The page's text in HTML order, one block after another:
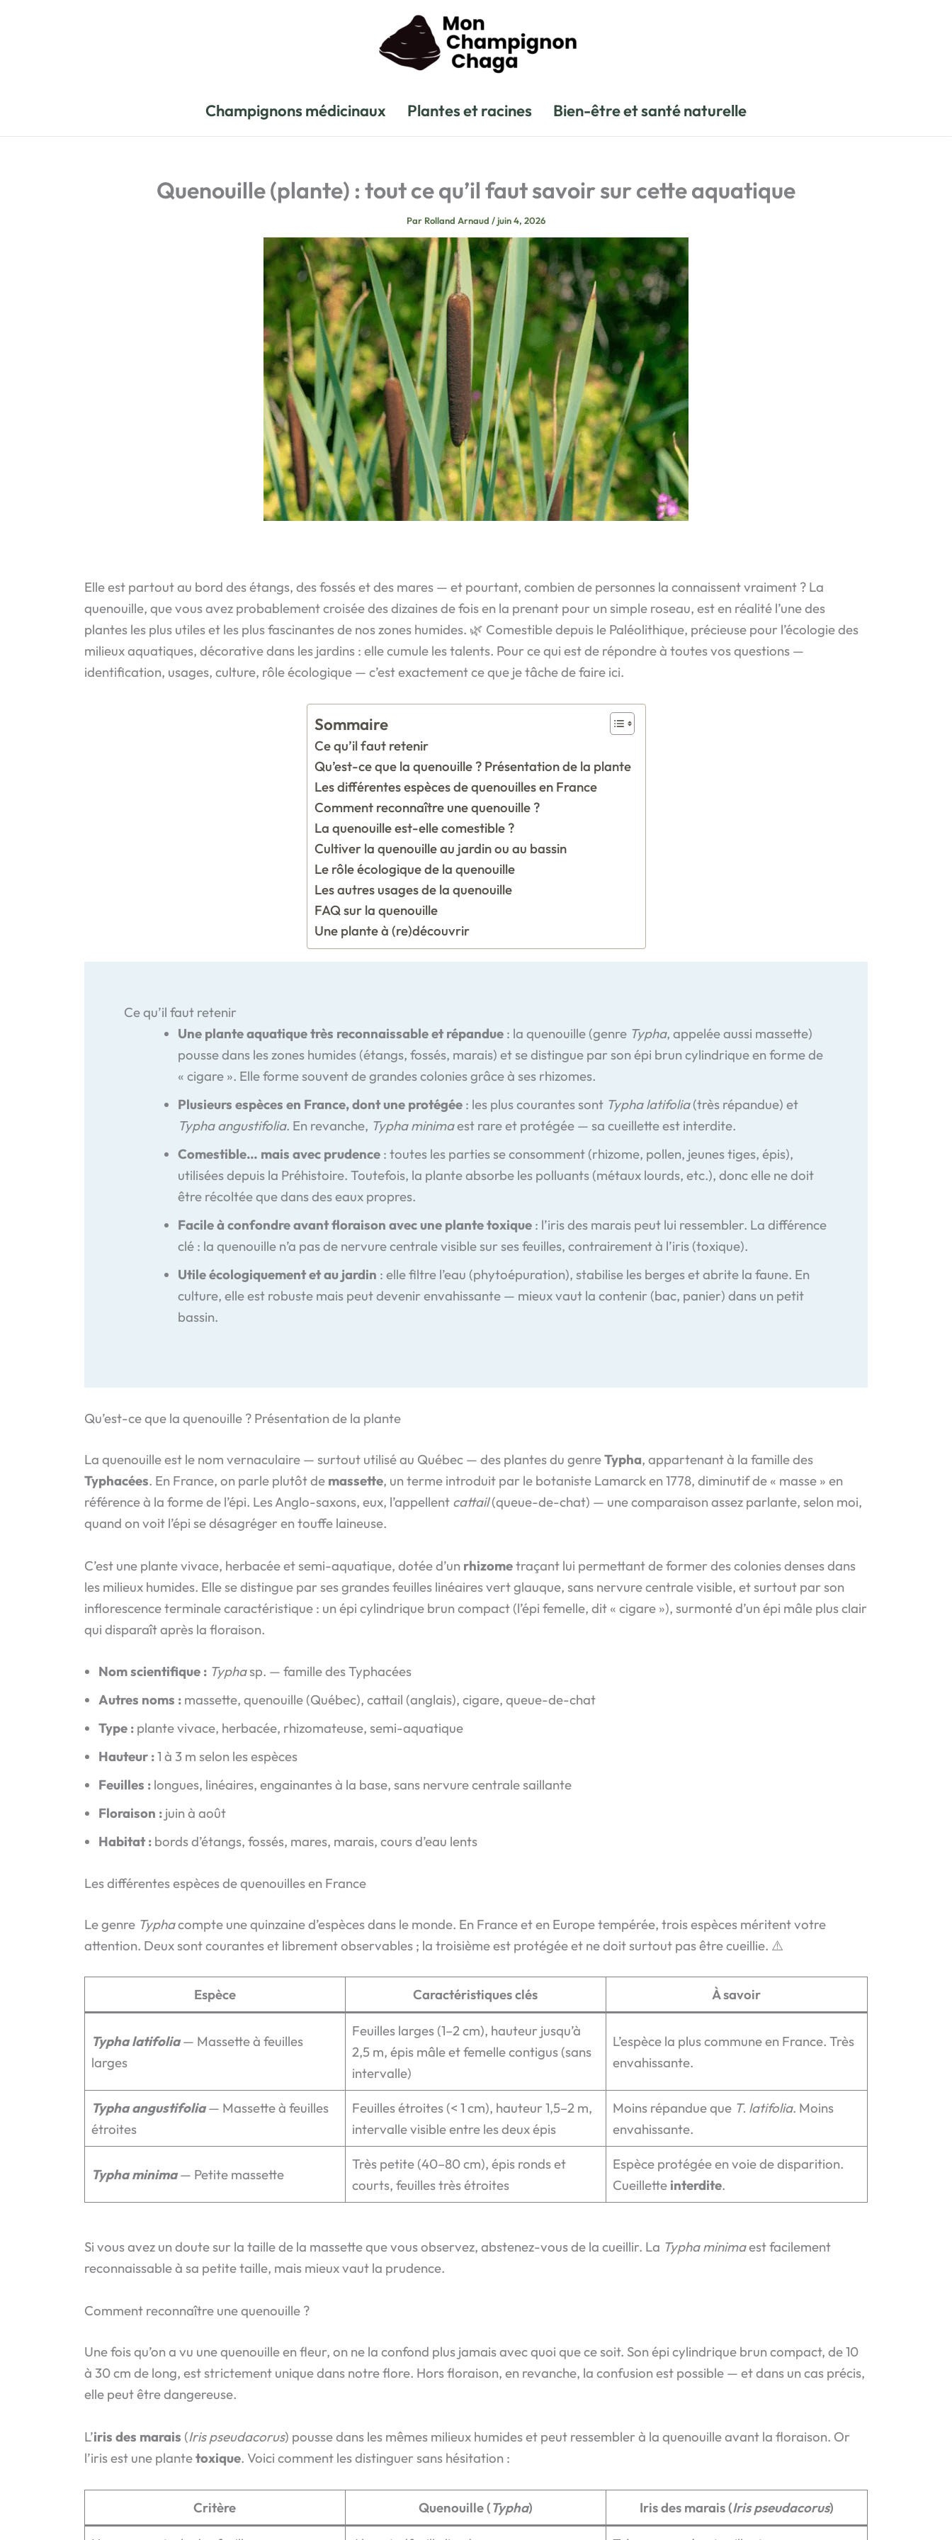
Champignons médicinaux Plantes et racines Bien-être et santé naturelle
Quenouille (plante) : tout ce qu’il faut savoir sur cette aquatique
Par Rolland Arnaud / juin 4, 2026
Elle est partout au bord des étangs, des fossés et des mares — et pourtant, combien de personnes la connaissent vraiment ? La
quenouille, que vous avez probablement croisée des dizaines de fois en la prenant pour un simple roseau, est en réalité l’une des
plantes les plus utiles et les plus fascinantes de nos zones humides. 🌿 Comestible depuis le Paléolithique, précieuse pour l’écologie des
milieux aquatiques, décorative dans les jardins : elle cumule les talents. Pour ce qui est de répondre à toutes vos questions —
identification, usages, culture, rôle écologique — c’est exactement ce que je tâche de faire ici.
Sommaire
Ce qu’il faut retenir
Qu’est-ce que la quenouille ? Présentation de la plante
Les différentes espèces de quenouilles en France
Comment reconnaître une quenouille ?
La quenouille est-elle comestible ?
Cultiver la quenouille au jardin ou au bassin
Le rôle écologique de la quenouille
Les autres usages de la quenouille
FAQ sur la quenouille
Une plante à (re)découvrir
Ce qu’il faut retenir
Une plante aquatique très reconnaissable et répandue: la quenouille (genre Typha, appelée aussi massette)
pousse dans les zones humides (étangs, fossés, marais) et se distingue par son épi brun cylindrique en forme de
« cigare ». Elle forme souvent de grandes colonies grâce à ses rhizomes.
Plusieurs espèces en France, dont une protégée: les plus courantes sont Typha latifolia(très répandue) et
Typha angustifolia. En revanche, Typha minimaest rare et protégée — sa cueillette est interdite.
Comestible… mais avec prudence: toutes les parties se consomment (rhizome, pollen, jeunes tiges, épis),
utilisées depuis la Préhistoire. Toutefois, la plante absorbe les polluants (métaux lourds, etc.), donc elle ne doit
être récoltée que dans des eaux propres.
Facile à confondre avant floraison avec une plante toxique: l’iris des marais peut lui ressembler. La différence
clé : la quenouille n’a pas de nervure centrale visible sur ses feuilles, contrairement à l’iris (toxique).
Utile écologiquement et au jardin : elle filtre l’eau (phytoépuration), stabilise les berges et abrite la faune. En
culture, elle est robuste mais peut devenir envahissante — mieux vaut la contenir (bac, panier) dans un petit
bassin.
Qu’est-ce que la quenouille ? Présentation de la plante
La quenouille est le nom vernaculaire — surtout utilisé au Québec — des plantes du genreTypha, appartenant à la famille des
Typhacées. En France, on parle plutôt de massette, un terme introduit par le botaniste Lamarck en 1778, diminutif de « masse » en
référence à la forme de l’épi. Les Anglo-saxons, eux, l’appellent cattail(queue-de-chat) — une comparaison assez parlante, selon moi,
quand on voit l’épi se désagréger en touffe laineuse.
C’est une plante vivace, herbacée et semi-aquatique, dotée d’un rhizometraçant lui permettant de former des colonies denses dans
les milieux humides. Elle se distingue par ses grandes feuilles linéaires vert glauque, sans nervure centrale visible, et surtout par son
inflorescence terminale caractéristique : un épi cylindrique brun compact (l’épi femelle, dit « cigare »), surmonté d’un épi mâle plus clair
qui disparaît après la floraison.
Nom scientifique : Typhasp. — famille des Typhacées
Autres noms :massette, quenouille (Québec), cattail (anglais), cigare, queue-de-chat
Type :plante vivace, herbacée, rhizomateuse, semi-aquatique
Hauteur :1 à 3 m selon les espèces
Feuilles :longues, linéaires, engainantes à la base, sans nervure centrale saillante
Floraison :juin à août
Habitat :bords d’étangs, fossés, mares, marais, cours d’eau lents
Les différentes espèces de quenouilles en France
Le genre Typhacompte une quinzaine d’espèces dans le monde. En France et en Europe tempérée, trois espèces méritent votre
attention. Deux sont courantes et librement observables ; la troisième est protégée et ne doit surtout pas être cueillie. ⚠️
Espèce Caractéristiques clés À savoir
Typha latifolia— Massette à feuilles
larges
Feuilles larges (1–2 cm), hauteur jusqu’à
2,5 m, épis mâle et femelle contigus (sans
intervalle)
L’espèce la plus commune en France. Très
envahissante.
Typha angustifolia— Massette à feuilles
étroites
Feuilles étroites (< 1 cm), hauteur 1,5–2 m,
intervalle visible entre les deux épis
Moins répandue que T. latifolia. Moins
envahissante.
Typha minima— Petite massette
Très petite (40–80 cm), épis ronds et
courts, feuilles très étroites
Espèce protégée en voie de disparition.
Cueillette interdite.
Si vous avez un doute sur la taille de la massette que vous observez, abstenez-vous de la cueillir. La Typha minimaest facilement
reconnaissable à sa petite taille, mais mieux vaut la prudence.
Comment reconnaître une quenouille ?
Une fois qu’on a vu une quenouille en fleur, on ne la confond plus jamais avec quoi que ce soit. Son épi cylindrique brun compact, de 10
à 30 cm de long, est strictement unique dans notre flore. Hors floraison, en revanche, la confusion est possible — et dans un cas précis,
elle peut être dangereuse.
L’iris des marais (Iris pseudacorus) pousse dans les mêmes milieux humides et peut ressembler à la quenouille avant la floraison. Or
l’iris est une plantetoxique. Voici comment les distinguer sans hésitation :
Critère Quenouille (Typha) Iris des marais (Iris pseudacorus)